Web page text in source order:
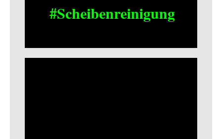
#Scheibenreinigung